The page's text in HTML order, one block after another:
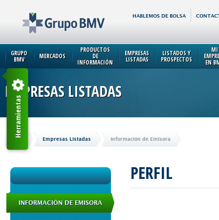
HABLEMOS DE BOLSA
GRUPO
BMV MERCADOS
PRODUCTOS
DE
INFORMACIÓN
EMPRESAS
LISTADAS
LISTADOS Y
PROSPECTOS
MI
EN
EMPRESAS LISTADAS
Inicio Empresas Listadas Información de Emisora
INFORMACIÓN DE EMISORA
PERFIL
Herramientas